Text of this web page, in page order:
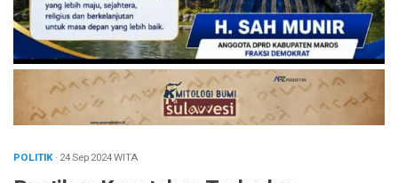
POLITIK· 24 Sep 2024WITA